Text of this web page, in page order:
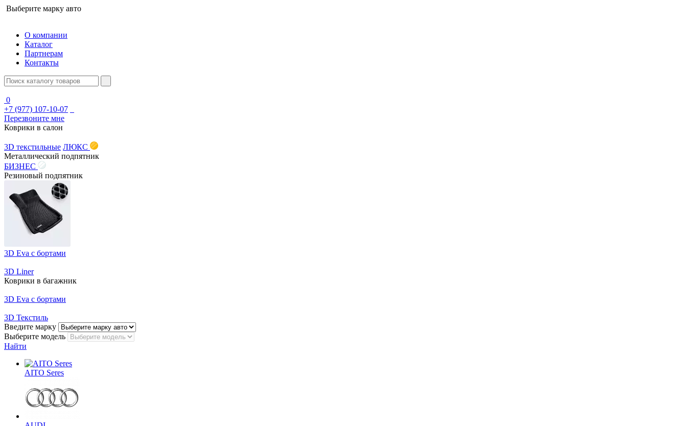
Выберите марку авто
О компании
Каталог
Партнерам
Контакты
0
+7 (977) 107-10-07
Перезвоните мне
Коврики в салон
3D текстильные ЛЮКС
Металлический подпятник
БИЗНЕС
Резиновый подпятник
3D Eva с бортами
3D Liner
Коврики в багажник
3D Eva с бортами
3D Текстиль
Введите марку
Выберите модель
Найти
AITO Seres